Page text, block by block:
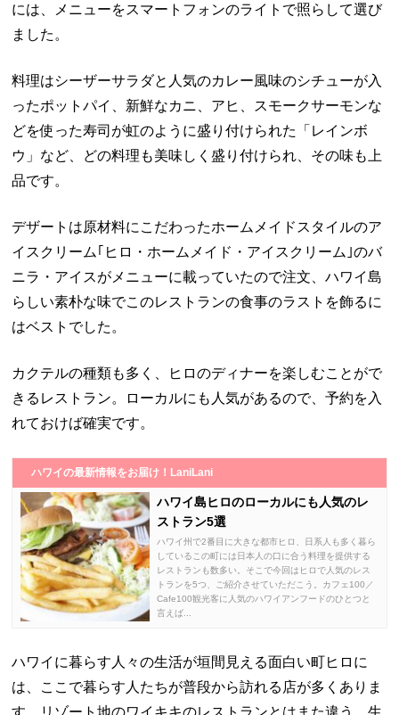
には、メニューをスマートフォンのライトで照らして選び
ました。
料理はシーザーサラダと人気のカレー風味のシチューが入
ったポットパイ、新鮮なカニ、アヒ、スモークサーモンな
どを使った寿司が虹のように盛り付けられた「レインボ
ウ」など、どの料理も美味しく盛り付けられ、その味も上
品です。
デザートは原材料にこだわったホームメイドスタイルのア
イスクリーム｢ヒロ・ホームメイド・アイスクリーム｣のバ
ニラ・アイスがメニューに載っていたので注文、ハワイ島
らしい素朴な味でこのレストランの食事のラストを飾るに
はベストでした。
カクテルの種類も多く、ヒロのディナーを楽しむことがで
きるレストラン。ローカルにも人気があるので、予約を入
れておけば確実です。
ハワイの最新情報をお届け！LaniLani
ハワイ島ヒロのローカルにも人気のレ
ストラン5選
ハワイ州で2番目に大きな都市ヒロ、日系人も多く暮ら
しているこの町には日本人の口に合う料理を提供する
レストランも数多い。そこで今回はヒロで人気のレス
トランを5つ、ご紹介させていただこう。カフェ100／
Cafe100観光客に人気のハワイアンフードのひとつと
言えば...
ハワイに暮らす人々の生活が垣間見える面白い町ヒロに
は、ここで暮らす人たちが普段から訪れる店が多くありま
す。リゾート地のワイキキのレストランとはまた違う、生